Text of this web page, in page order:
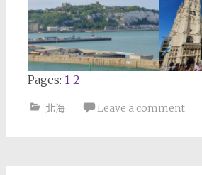
Pages: 1 2
北海 Leave a comment